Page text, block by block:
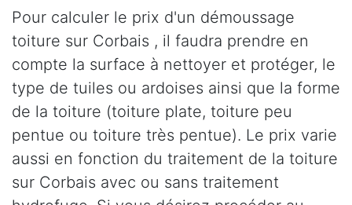
Pour calculer le prix d'un démoussage
toiture sur Corbais , il faudra prendre en
compte la surface à nettoyer et protéger, le
type de tuiles ou ardoises ainsi que la forme
de la toiture (toiture plate, toiture peu
pentue ou toiture très pentue). Le prix varie
aussi en fonction du traitement de la toiture
sur Corbais avec ou sans traitement